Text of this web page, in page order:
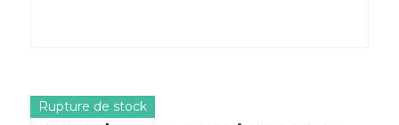
Rupture de stock